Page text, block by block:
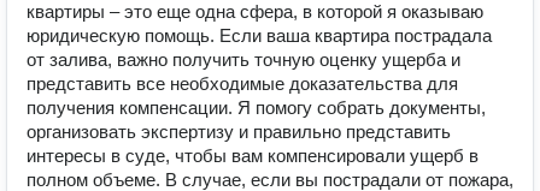
квартиры – это еще одна сфера, в которой я оказываю
юридическую помощь. Если ваша квартира пострадала
от залива, важно получить точную оценку ущерба и
представить все необходимые доказательства для
получения компенсации. Я помогу собрать документы,
организовать экспертизу и правильно представить
интересы в суде, чтобы вам компенсировали ущерб в
полном объеме. В случае, если вы пострадали от пожара,